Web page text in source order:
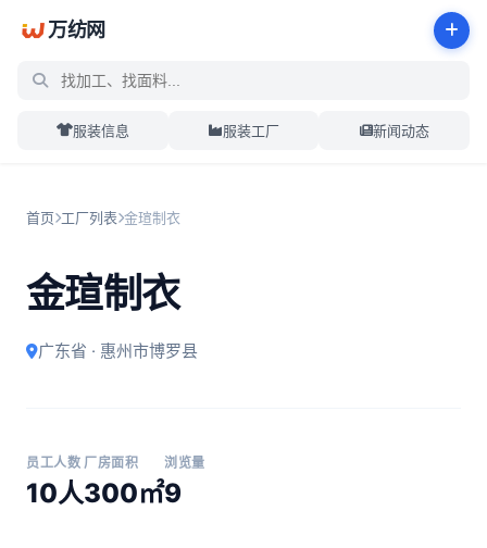
万纺网
服装信息 服装工厂 新闻动态
首页 工厂列表 金瑄制衣
金瑄制衣
广东省 · 惠州市博罗县
员工人数
10人
厂房面积
300㎡
浏览量
9